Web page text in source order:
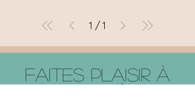
1 / 1
Faites plaisir à